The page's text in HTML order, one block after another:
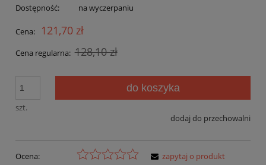
Dostępność: na wyczerpaniu
Cena: 121,70 zł
Cena regularna: 128,10 zł
szt.
do koszyka
dodaj do przechowalni
Ocena:
zapytaj o produkt